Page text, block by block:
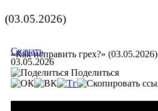
(03.05.2026)
«Как исправить грех?» (03.05.2026)
Скачать
03.05.2026
Поделиться